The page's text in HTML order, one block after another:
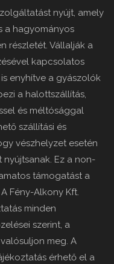
nyújt, amely
a hagyományos
részletét. Vállalják a
kapcsolatos
enyhítve a gyászolók
a halottszállítás,
és méltósággal
szállítási és
vészhelyzet esetén
nyújtsanak. Ez a non-
támogatást a
Fény-Alkony Kft.
minden
szerint, a
meg. A
érhető el a